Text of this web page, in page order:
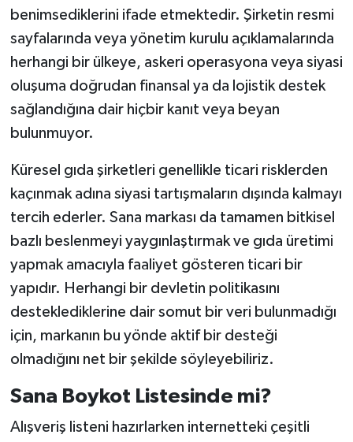
benimsediklerini ifade etmektedir. Şirketin resmi
sayfalarında veya yönetim kurulu açıklamalarında
herhangi bir ülkeye, askeri operasyona veya siyasi
oluşuma doğrudan finansal ya da lojistik destek
sağlandığına dair hiçbir kanıt veya beyan
bulunmuyor.
Küresel gıda şirketleri genellikle ticari risklerden
kaçınmak adına siyasi tartışmaların dışında kalmayı
tercih ederler. Sana markası da tamamen bitkisel
bazlı beslenmeyi yaygınlaştırmak ve gıda üretimi
yapmak amacıyla faaliyet gösteren ticari bir
yapıdır. Herhangi bir devletin politikasını
desteklediklerine dair somut bir veri bulunmadığı
için, markanın bu yönde aktif bir desteği
olmadığını net bir şekilde söyleyebiliriz.
Sana Boykot Listesinde mi?
Alışveriş listeni hazırlarken internetteki çeşitli